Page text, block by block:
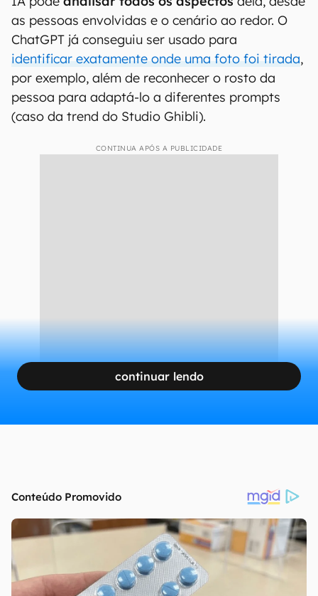
as pessoas envolvidas e o cenário ao redor. O
ChatGPT já conseguiu ser usado para
identificar exatamente onde uma foto foi tirada,
por exemplo, além de reconhecer o rosto da
pessoa para adaptá-lo a diferentes prompts
(caso da trend do Studio Ghibli).
CONTINUA APÓS A PUBLICIDADE
continuar lendo